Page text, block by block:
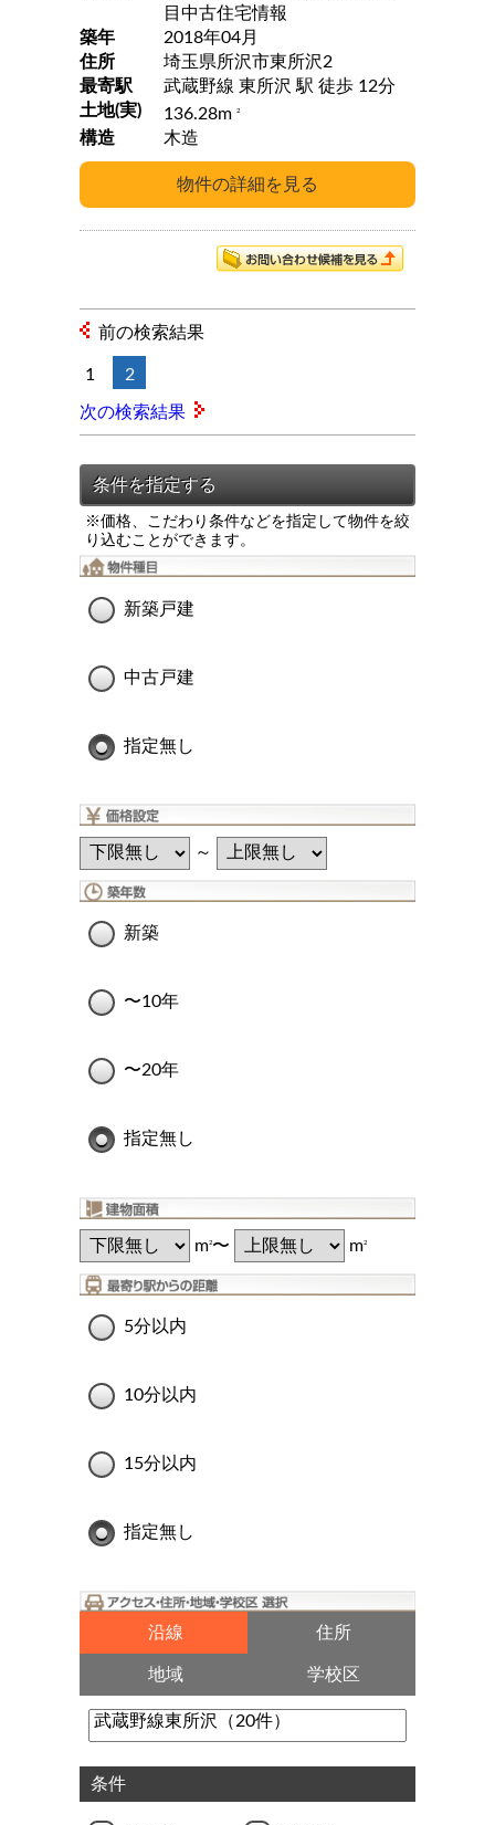
※価格、こだわり条件などを指定して物件を絞
り込むことができます。
新築戸建
中古戸建
指定無し
～
新築
〜10年
〜20年
指定無し
m2〜 m2
5分以内
10分以内
15分以内
指定無し
沿線 住所
地域 学校区
条件
目中古住宅情報
築年
2018年04月
住所
埼玉県所沢市東所沢2
最寄駅
武蔵野線 東所沢 駅 徒歩 12分
土地(実)
136.28m 2
構造 木造
前の検索結果
1 2
次の検索結果